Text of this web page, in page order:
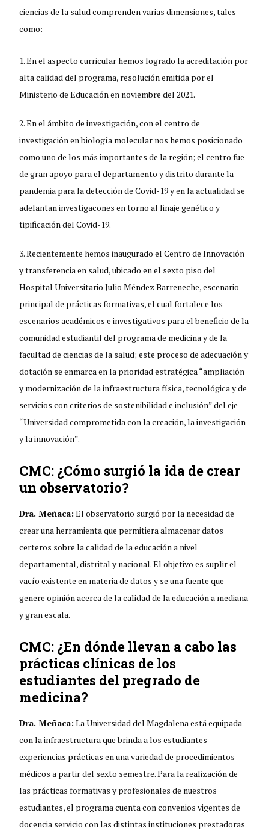
ciencias de la salud comprenden varias dimensiones, tales
como:
En el aspecto curricular hemos logrado la acreditación por
alta calidad del programa, resolución emitida por el
Ministerio de Educación en noviembre del 2021.
En el ámbito de investigación, con el centro de
investigación en biología molecular nos hemos posicionado
como uno de los más importantes de la región; el centro fue
de gran apoyo para el departamento y distrito durante la
pandemia para la detección de Covid-19 y en la actualidad se
adelantan investigacones en torno al linaje genético y
tipificación del Covid-19.
Recientemente hemos inaugurado el Centro de Innovación
y transferencia en salud, ubicado en el sexto piso del
Hospital Universitario Julio Méndez Barreneche, escenario
principal de prácticas formativas, el cual fortalece los
escenarios académicos e investigativos para el beneficio de la
comunidad estudiantil del programa de medicina y de la
facultad de ciencias de la salud; este proceso de adecuación y
dotación se enmarca en la prioridad estratégica “ampliación
y modernización de la infraestructura física, tecnológica y de
servicios con criterios de sostenibilidad e inclusión” del eje
“Universidad comprometida con la creación, la investigación
y la innovación”.
CMC: ¿Cómo surgió la ida de crear
un observatorio?
Dra. Meñaca: El observatorio surgió por la necesidad de
crear una herramienta que permitiera almacenar datos
certeros sobre la calidad de la educación a nivel
departamental, distrital y nacional. El objetivo es suplir el
vacío existente en materia de datos y se una fuente que
genere opinión acerca de la calidad de la educación a mediana
y gran escala.
CMC: ¿En dónde llevan a cabo las
prácticas clínicas de los
estudiantes del pregrado de
medicina?
Dra. Meñaca: La Universidad del Magdalena está equipada
con la infraestructura que brinda a los estudiantes
experiencias prácticas en una variedad de procedimientos
médicos a partir del sexto semestre. Para la realización de
las prácticas formativas y profesionales de nuestros
estudiantes, el programa cuenta con convenios vigentes de
docencia servicio con las distintas instituciones prestadoras